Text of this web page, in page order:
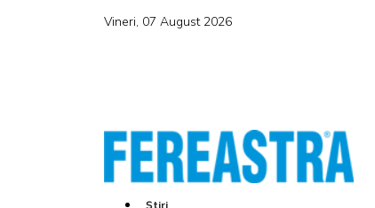
Vineri, 07 August 2026